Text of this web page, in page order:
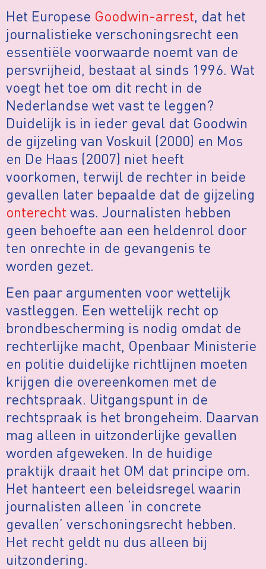
Het Europese Goodwin-arrest, dat het
journalistieke verschoningsrecht een
essentiële voorwaarde noemt van de
persvrijheid, bestaat al sinds 1996. Wat
voegt het toe om dit recht in de
Nederlandse wet vast te leggen?
Duidelijk is in ieder geval dat Goodwin
de gijzeling van Voskuil (2000) en Mos
en De Haas (2007) niet heeft
voorkomen, terwijl de rechter in beide
gevallen later bepaalde dat de gijzeling
onterecht was. Journalisten hebben
geen behoefte aan een heldenrol door
ten onrechte in de gevangenis te
worden gezet.
Een paar argumenten voor wettelijk
vastleggen. Een wettelijk recht op
brondbescherming is nodig omdat de
rechterlijke macht, Openbaar Ministerie
en politie duidelijke richtlijnen moeten
krijgen die overeenkomen met de
rechtspraak. Uitgangspunt in de
rechtspraak is het brongeheim. Daarvan
mag alleen in uitzonderlijke gevallen
worden afgeweken. In de huidige
praktijk draait het OM dat principe om.
Het hanteert een beleidsregel waarin
journalisten alleen ‘in concrete
gevallen’ verschoningsrecht hebben.
Het recht geldt nu dus alleen bij
uitzondering.